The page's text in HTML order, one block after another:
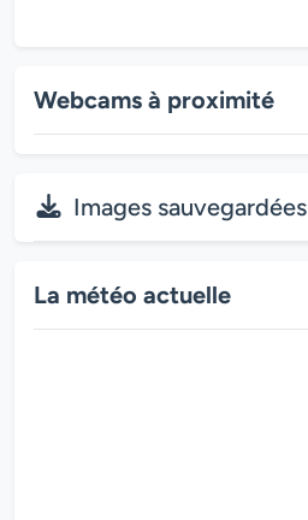
Webcams à proximité
Images sauvegardées
La météo actuelle